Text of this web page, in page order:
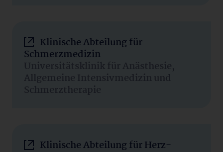
Klinische Abteilung für
Schmerzmedizin
Universitätsklinik für Anästhesie,
Allgemeine Intensivmedizin und
Schmerztherapie
Klinische Abteilung für Herz-